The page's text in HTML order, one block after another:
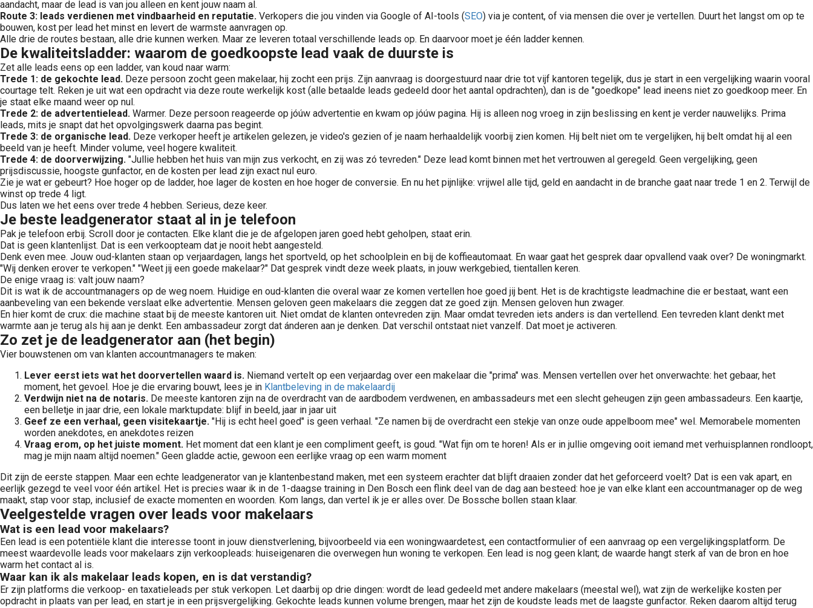
aandacht, maar de lead is van jou alleen en kent jouw naam al.
Route 3: leads verdienen met vindbaarheid en reputatie. Verkopers die jou vinden via Google of AI-tools (SEO) via je content, of via mensen die over je vertellen. Duurt het langst om op te
bouwen, kost per lead het minst en levert de warmste aanvragen op.
Alle drie de routes bestaan, alle drie kunnen werken. Maar ze leveren totaal verschillende leads op. En daarvoor moet je één ladder kennen.
De kwaliteitsladder: waarom de goedkoopste lead vaak de duurste is
Zet alle leads eens op een ladder, van koud naar warm:
Trede 1: de gekochte lead. Deze persoon zocht geen makelaar, hij zocht een prijs. Zijn aanvraag is doorgestuurd naar drie tot vijf kantoren tegelijk, dus je start in een vergelijking waarin vooral
courtage telt. Reken je uit wat een opdracht via deze route werkelijk kost (alle betaalde leads gedeeld door het aantal opdrachten), dan is de "goedkope" lead ineens niet zo goedkoop meer. En
je staat elke maand weer op nul.
Trede 2: de advertentielead. Warmer. Deze persoon reageerde op jóúw advertentie en kwam op jóúw pagina. Hij is alleen nog vroeg in zijn beslissing en kent je verder nauwelijks. Prima
leads, mits je snapt dat het opvolgingswerk daarna pas begint.
Trede 3: de organische lead. Deze verkoper heeft je artikelen gelezen, je video's gezien of je naam herhaaldelijk voorbij zien komen. Hij belt niet om te vergelijken, hij belt omdat hij al een
beeld van je heeft. Minder volume, veel hogere kwaliteit.
Trede 4: de doorverwijzing. "Jullie hebben het huis van mijn zus verkocht, en zij was zó tevreden." Deze lead komt binnen met het vertrouwen al geregeld. Geen vergelijking, geen
prijsdiscussie, hoogste gunfactor, en de kosten per lead zijn exact nul euro.
Zie je wat er gebeurt? Hoe hoger op de ladder, hoe lager de kosten en hoe hoger de conversie. En nu het pijnlijke: vrijwel alle tijd, geld en aandacht in de branche gaat naar trede 1 en 2. Terwijl de
winst op trede 4 ligt.
Dus laten we het eens over trede 4 hebben. Serieus, deze keer.
Je beste leadgenerator staat al in je telefoon
Pak je telefoon erbij. Scroll door je contacten. Elke klant die je de afgelopen jaren goed hebt geholpen, staat erin.
Dat is geen klantenlijst. Dat is een verkoopteam dat je nooit hebt aangesteld.
Denk even mee. Jouw oud-klanten staan op verjaardagen, langs het sportveld, op het schoolplein en bij de koffieautomaat. En waar gaat het gesprek daar opvallend vaak over? De woningmarkt.
"Wij denken erover te verkopen." "Weet jij een goede makelaar?" Dat gesprek vindt deze week plaats, in jouw werkgebied, tientallen keren.
De enige vraag is: valt jouw naam?
Dit is wat ik de accountmanagers op de weg noem. Huidige en oud-klanten die overal waar ze komen vertellen hoe goed jij bent. Het is de krachtigste leadmachine die er bestaat, want een
aanbeveling van een bekende verslaat elke advertentie. Mensen geloven geen makelaars die zeggen dat ze goed zijn. Mensen geloven hun zwager.
En hier komt de crux: die machine staat bij de meeste kantoren uit. Niet omdat de klanten ontevreden zijn. Maar omdat tevreden iets anders is dan vertellend. Een tevreden klant denkt met
warmte aan je terug als hij aan je denkt. Een ambassadeur zorgt dat ánderen aan je denken. Dat verschil ontstaat niet vanzelf. Dat moet je activeren.
Zo zet je de leadgenerator aan (het begin)
Vier bouwstenen om van klanten accountmanagers te maken:
Lever eerst iets wat het doorvertellen waard is. Niemand vertelt op een verjaardag over een makelaar die "prima" was. Mensen vertellen over het onverwachte: het gebaar, het
moment, het gevoel. Hoe je die ervaring bouwt, lees je in Klantbeleving in de makelaardij
Verdwijn niet na de notaris. De meeste kantoren zijn na de overdracht van de aardbodem verdwenen, en ambassadeurs met een slecht geheugen zijn geen ambassadeurs. Een kaartje,
een belletje in jaar drie, een lokale marktupdate: blijf in beeld, jaar in jaar uit
Geef ze een verhaal, geen visitekaartje. "Hij is echt heel goed" is geen verhaal. "Ze namen bij de overdracht een stekje van onze oude appelboom mee" wel. Memorabele momenten
worden anekdotes, en anekdotes reizen
Vraag erom, op het juiste moment. Het moment dat een klant je een compliment geeft, is goud. "Wat fijn om te horen! Als er in jullie omgeving ooit iemand met verhuisplannen rondloopt,
mag je mijn naam altijd noemen." Geen gladde actie, gewoon een eerlijke vraag op een warm moment
Dit zijn de eerste stappen. Maar een echte leadgenerator van je klantenbestand maken, met een systeem erachter dat blijft draaien zonder dat het geforceerd voelt? Dat is een vak apart, en
eerlijk gezegd te veel voor één artikel. Het is precies waar ik in de 1-daagse training in Den Bosch een flink deel van de dag aan besteed: hoe je van elke klant een accountmanager op de weg
maakt, stap voor stap, inclusief de exacte momenten en woorden. Kom langs, dan vertel ik je er alles over. De Bossche bollen staan klaar.
Veelgestelde vragen over leads voor makelaars
Wat is een lead voor makelaars?
Een lead is een potentiële klant die interesse toont in jouw dienstverlening, bijvoorbeeld via een woningwaardetest, een contactformulier of een aanvraag op een vergelijkingsplatform. De
meest waardevolle leads voor makelaars zijn verkoopleads: huiseigenaren die overwegen hun woning te verkopen. Een lead is nog geen klant; de waarde hangt sterk af van de bron en hoe
warm het contact al is.
Waar kan ik als makelaar leads kopen, en is dat verstandig?
Er zijn platforms die verkoop- en taxatieleads per stuk verkopen. Let daarbij op drie dingen: wordt de lead gedeeld met andere makelaars (meestal wel), wat zijn de werkelijke kosten per
opdracht in plaats van per lead, en start je in een prijsvergelijking. Gekochte leads kunnen volume brengen, maar het zijn de koudste leads met de laagste gunfactor. Reken daarom altijd terug